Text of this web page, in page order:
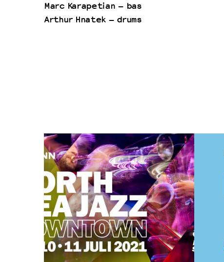
Marc Karapetian – bas
Arthur Hnatek – drums